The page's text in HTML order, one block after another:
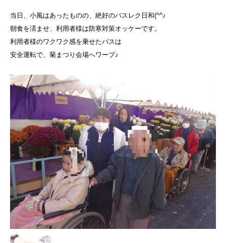
当日、小風はあったものの、絶好のバスレク日和(^^♪
朝食を済ませ、利用者様は防寒対策オッケーです。
利用者様のワクワク感を乗せたバスは
安全運転で、菊まつり会場へワープ♪